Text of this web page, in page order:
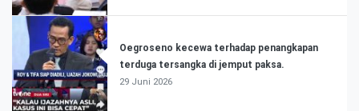
Oegroseno kecewa terhadap penangkapan
terduga tersangka di jemput paksa.
29 Juni 2026